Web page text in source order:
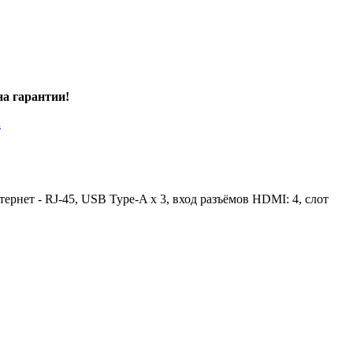
гарантии!
- RJ-45, USB Type-A x 3, вход разъёмов HDMI: 4, слот